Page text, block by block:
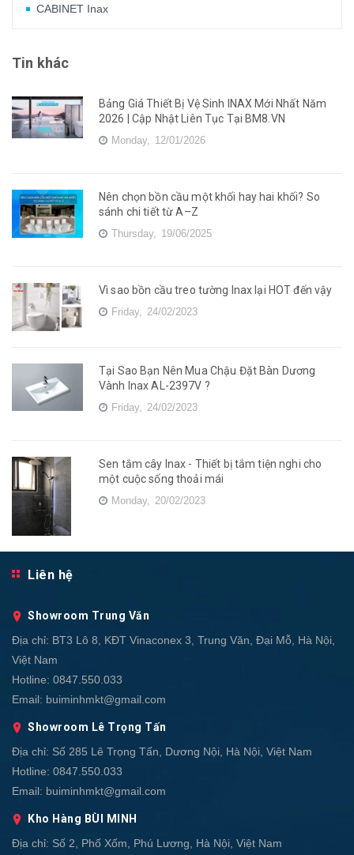
CABINET Inax
Tin khác
Bảng Giá Thiết Bị Vệ Sinh INAX Mới Nhất Năm
2026 | Cập Nhật Liên Tục Tại BM8.VN
Monday, 12/01/2026
Nên chọn bồn cầu một khối hay hai khối? So
sánh chi tiết từ A–Z
Thursday, 19/06/2025
Vì sao bồn cầu treo tường Inax lại HOT đến vậy
Friday, 24/02/2023
Tại Sao Bạn Nên Mua Chậu Đặt Bàn Dương
Vành Inax AL-2397V ?
Friday, 24/02/2023
Sen tắm cây Inax - Thiết bị tắm tiện nghi cho
một cuộc sống thoải mái
Monday, 20/02/2023
Liên hệ
Showroom Trung Văn
Địa chỉ: BT3 Lô 8, KĐT Vinaconex 3, Trung Văn, Đại Mỗ, Hà Nội,
Việt Nam
Hotline: 0847.550.033
Email: buiminhmkt@gmail.com
Showroom Lê Trọng Tấn
Địa chỉ: Số 285 Lê Trọng Tấn, Dương Nội, Hà Nội, Việt Nam
Hotline: 0847.550.033
Email: buiminhmkt@gmail.com
Kho Hàng BÙI MINH
Địa chỉ: Số 2, Phố Xốm, Phú Lương, Hà Nội, Việt Nam